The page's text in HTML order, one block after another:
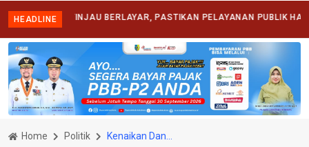
HEADLINE
TINJAU BERLAYAR, PASTIKAN PELAYANAN PUBLIK HADIR
Home Politik